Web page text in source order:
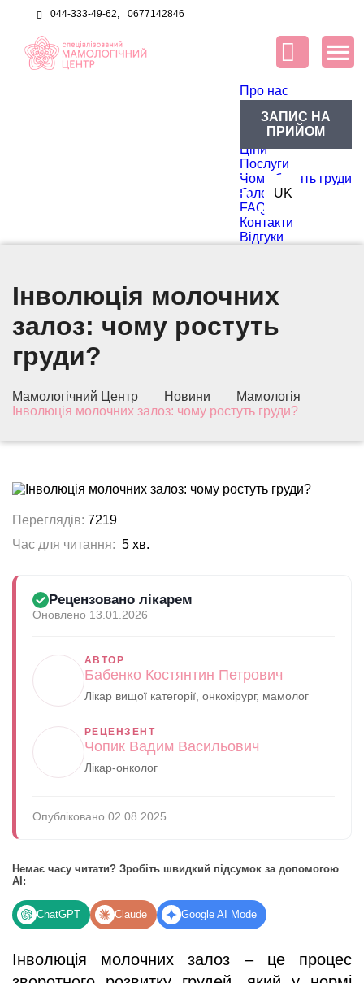
044-333-49-62, 0677142846
Про нас
Блог
Лікарі
Ціни
Послуги
Чому болять груди
Галерея
FAQ
Контакти
Відгуки
RU UK
ЗАПИС НА
ПРИЙОМ
Інволюція молочних
залоз: чому ростуть
груди?
Мамологічний Центр Новини
Мамологія
Інволюція молочних залоз: чому ростуть груди?
Переглядів: 7219
Час для читання: 5 хв.
Рецензовано лікарем
Оновлено 13.01.2026
АВТОР
Бабенко Костянтин Петрович
Лікар вищої категорії, онкохірург, мамолог
РЕЦЕНЗЕНТ
Чопик Вадим Васильович
Лікар-онколог
Опубліковано 02.08.2025
Немає часу читати? Зробіть швидкий підсумок за допомогою
AI:
ChatGPT Claude Google AI Mode
Інволюція молочних залоз – це процес